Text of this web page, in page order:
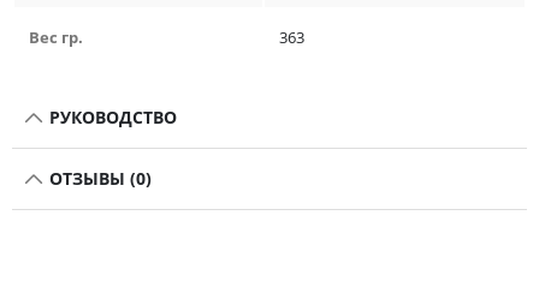
Вес гр. 363
РУКОВОДСТВО
ОТЗЫВЫ (0)